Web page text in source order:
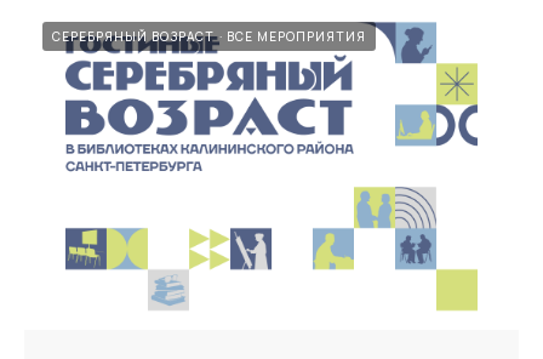
СЕРЕБРЯНЫЙ ВОЗРАСТ ВСЕ МЕРОПРИЯТИЯ